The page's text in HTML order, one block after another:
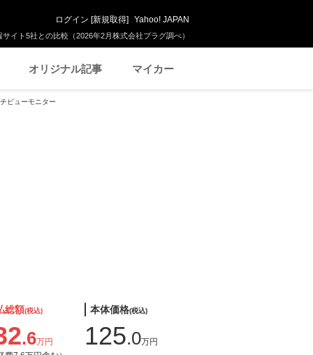
イト5社との比較（2026年2月株式会社プラグ調べ）
ログイン [新規取得] Yahoo! JAPAN
オリジナル記事 マイカー
ビューモニター
総額(税込)
.6万円
本体価格(税込)
125.0万円